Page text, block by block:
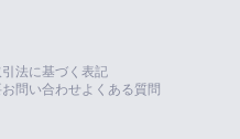
法に基づく表記
お問い合わせ よくある質問